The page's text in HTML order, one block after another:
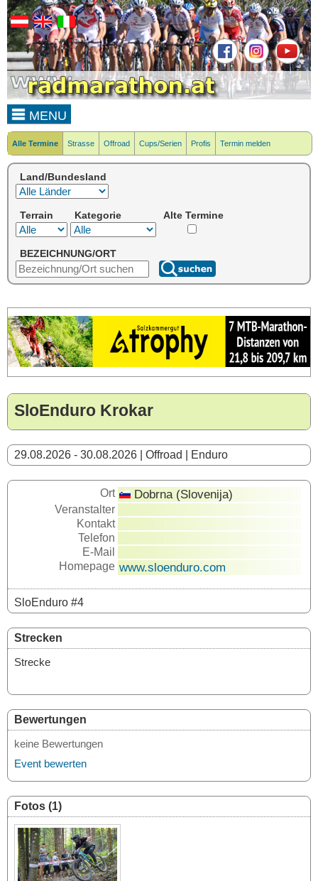
MENU
Alle Termine Strasse Offroad Cups/Serien Profis Termin melden
Land/Bundesland
Terrain Kategorie Alte Termine
BEZEICHNUNG/ORT
SloEnduro Krokar
29.08.2026 - 30.08.2026 | Offroad | Enduro
Ort Dobrna (Slovenija)
Veranstalter
Kontakt
Telefon
E-Mail
Homepage www.sloenduro.com
SloEnduro #4
Strecken
Strecke
Bewertungen
keine Bewertungen
Event bewerten
Fotos (1)